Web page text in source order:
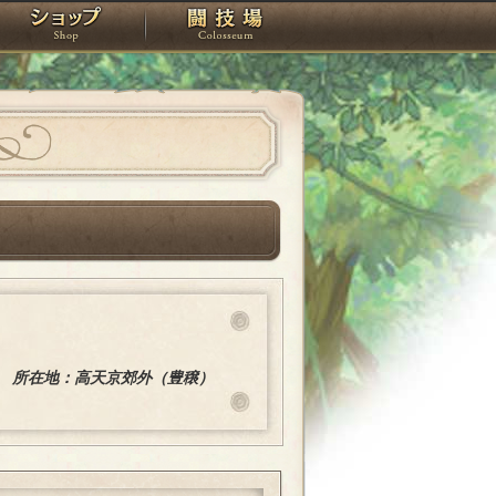
タジオ ショップ 闘技場
所在地：高天京郊外（豊穣）